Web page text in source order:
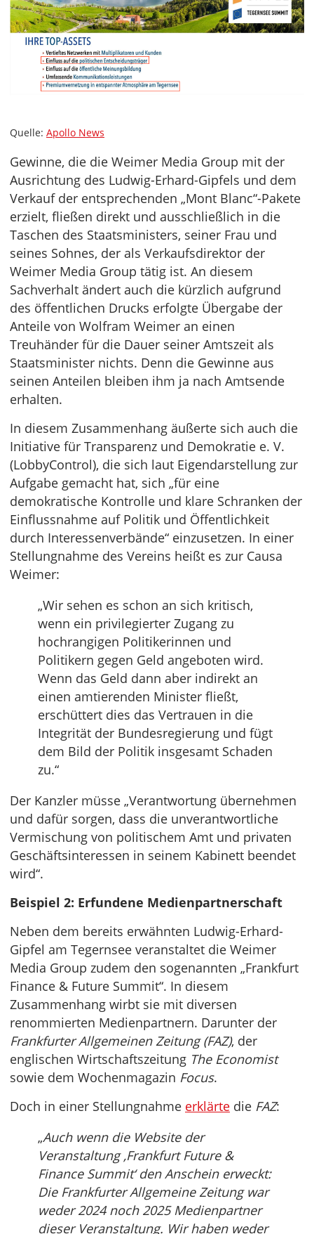
Quelle: Apollo News
Gewinne, die die Weimer Media Group mit der
Ausrichtung des Ludwig-Erhard-Gipfels und dem
Verkauf der entsprechenden „Mont Blanc“-Pakete
erzielt, fließen direkt und ausschließlich in die
Taschen des Staatsministers, seiner Frau und
seines Sohnes, der als Verkaufsdirektor der
Weimer Media Group tätig ist. An diesem
Sachverhalt ändert auch die kürzlich aufgrund
des öffentlichen Drucks erfolgte Übergabe der
Anteile von Wolfram Weimer an einen
Treuhänder für die Dauer seiner Amtszeit als
Staatsminister nichts. Denn die Gewinne aus
seinen Anteilen bleiben ihm ja nach Amtsende
erhalten.
In diesem Zusammenhang äußerte sich auch die
Initiative für Transparenz und Demokratie e. V.
(LobbyControl), die sich laut Eigendarstellung zur
Aufgabe gemacht hat, sich „für eine
demokratische Kontrolle und klare Schranken der
Einflussnahme auf Politik und Öffentlichkeit
durch Interessenverbände“ einzusetzen. In einer
Stellungnahme des Vereins heißt es zur Causa
Weimer:
„Wir sehen es schon an sich kritisch,
wenn ein privilegierter Zugang zu
hochrangigen Politikerinnen und
Politikern gegen Geld angeboten wird.
Wenn das Geld dann aber indirekt an
einen amtierenden Minister fließt,
erschüttert dies das Vertrauen in die
Integrität der Bundesregierung und fügt
dem Bild der Politik insgesamt Schaden
zu.“
Der Kanzler müsse „Verantwortung übernehmen
und dafür sorgen, dass die unverantwortliche
Vermischung von politischem Amt und privaten
Geschäftsinteressen in seinem Kabinett beendet
wird“.
Beispiel 2: Erfundene Medienpartnerschaft
Neben dem bereits erwähnten Ludwig-Erhard-
Gipfel am Tegernsee veranstaltet die Weimer
Media Group zudem den sogenannten „Frankfurt
Finance & Future Summit“. In diesem
Zusammenhang wirbt sie mit diversen
renommierten Medienpartnern. Darunter der
Frankfurter Allgemeinen Zeitung (FAZ), der
englischen Wirtschaftszeitung The Economist
sowie dem Wochenmagazin Focus.
Doch in einer Stellungnahme erklärte die FAZ:
„Auch wenn die Website der
Veranstaltung ‚Frankfurt Future &
Finance Summit‘ den Anschein erweckt:
Die Frankfurter Allgemeine Zeitung war
weder 2024 noch 2025 Medienpartner
dieser Veranstaltung. Wir haben weder